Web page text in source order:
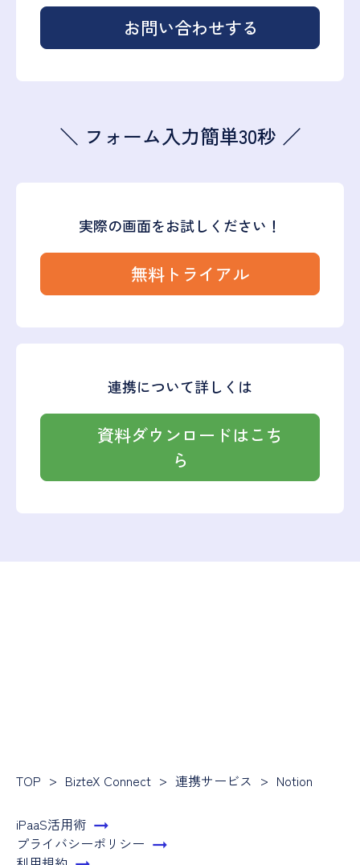
お問い合わせする
＼ フォーム入力簡単30秒 ／
実際の画面をお試しください！
無料トライアル
連携について詳しくは
資料ダウンロードはこち
ら
TOP BizteX Connect 連携サービス Notion
iPaaS活用術
プライバシーポリシー